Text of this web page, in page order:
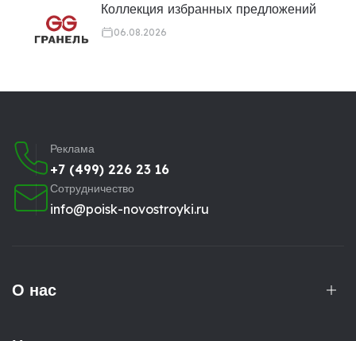
Коллекция избранных предложений
06.08.2026
Реклама
+7 (499) 226 23 16
Сотрудничество
info@poisk-novostroyki.ru
О нас